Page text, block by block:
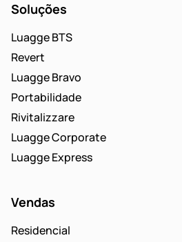
Soluções
Luagge BTS
Revert
Luagge Bravo
Portabilidade
Rivitalizzare
Luagge Corporate
Luagge Express
Vendas
Residencial